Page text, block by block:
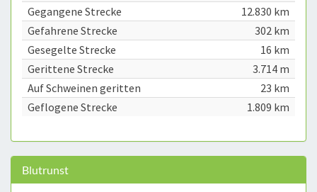
Gegangene Strecke
12.830 km
Gefahrene Strecke
302 km
Gesegelte Strecke
16 km
Gerittene Strecke
3.714 m
Auf Schweinen geritten
23 km
Geflogene Strecke
1.809 km
Blutrunst